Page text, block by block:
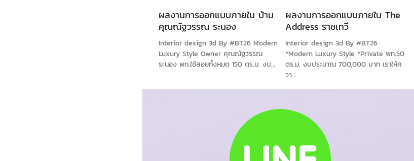
ผลงานการออกแบบภายใน บ้าน
คุณณัฐวรรณ ระนอง
Interior design 3d By #BT26 Modern
Luxury Style Owner คุณณัฐวรรณ
ระนอง พท.ใช้สอยทั้งหมด 150 ตร.ม. งบ...
ผลงานการออกแบบภายใน The
Address ราชเทวี
Interior design 3d By #BT26
*Modern Luxury Style *Private พท.50
ตร.ม. งบประมาณ 700,000 บาท เราให้ค
วา...